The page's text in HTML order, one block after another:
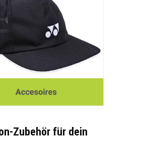
Zubehör für dein